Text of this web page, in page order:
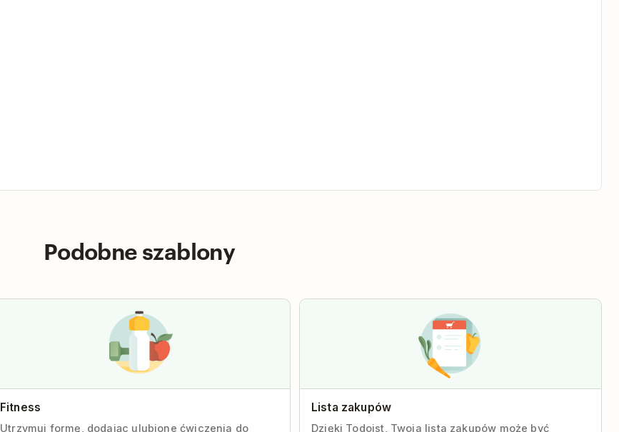
Podobne szablony
Fitness
Utrzymuj formę, dodając ulubione ćwiczenia do
Lista zakupów
Dzięki Todoist, Twoja lista zakupów może być